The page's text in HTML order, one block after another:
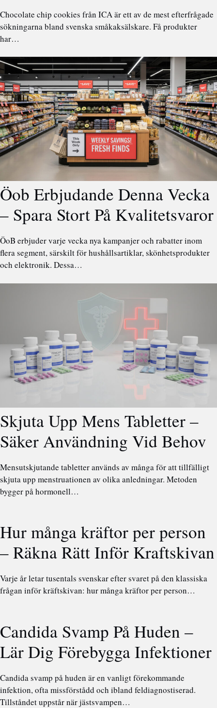
Chocolate chip cookies från ICA är ett av de mest efterfrågade
sökningarna bland svenska småkaksälskare. Få produkter
har…
Öob Erbjudande Denna Vecka
– Spara Stort På Kvalitetsvaror
ÖoB erbjuder varje vecka nya kampanjer och rabatter inom
flera segment, särskilt för hushållsartiklar, skönhetsprodukter
och elektronik. Dessa…
Skjuta Upp Mens Tabletter –
Säker Användning Vid Behov
Mensutskjutande tabletter används av många för att tillfälligt
skjuta upp menstruationen av olika anledningar. Metoden
bygger på hormonell…
Hur många kräftor per person
– Räkna Rätt Inför Kraftskivan
Varje år letar tusentals svenskar efter svaret på den klassiska
frågan inför kräftskivan: hur många kräftor per person…
Candida Svamp På Huden –
Lär Dig Förebygga Infektioner
Candida svamp på huden är en vanligt förekommande
infektion, ofta missförstådd och ibland feldiagnostiserad.
Tillståndet uppstår när jästsvampen…